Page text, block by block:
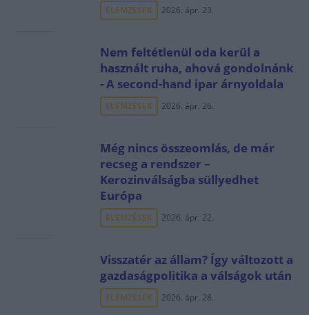
ELEMZÉSEK 2026. ápr. 23.
Nem feltétlenül oda kerül a
használt ruha, ahová gondolnánk
- A second-hand ipar árnyoldala
ELEMZÉSEK 2026. ápr. 26.
Még nincs összeomlás, de már
recseg a rendszer –
Kerozinválságba süllyedhet
Európa
ELEMZÉSEK 2026. ápr. 22.
Visszatér az állam? Így változott a
gazdaságpolitika a válságok után
ELEMZÉSEK 2026. ápr. 28.